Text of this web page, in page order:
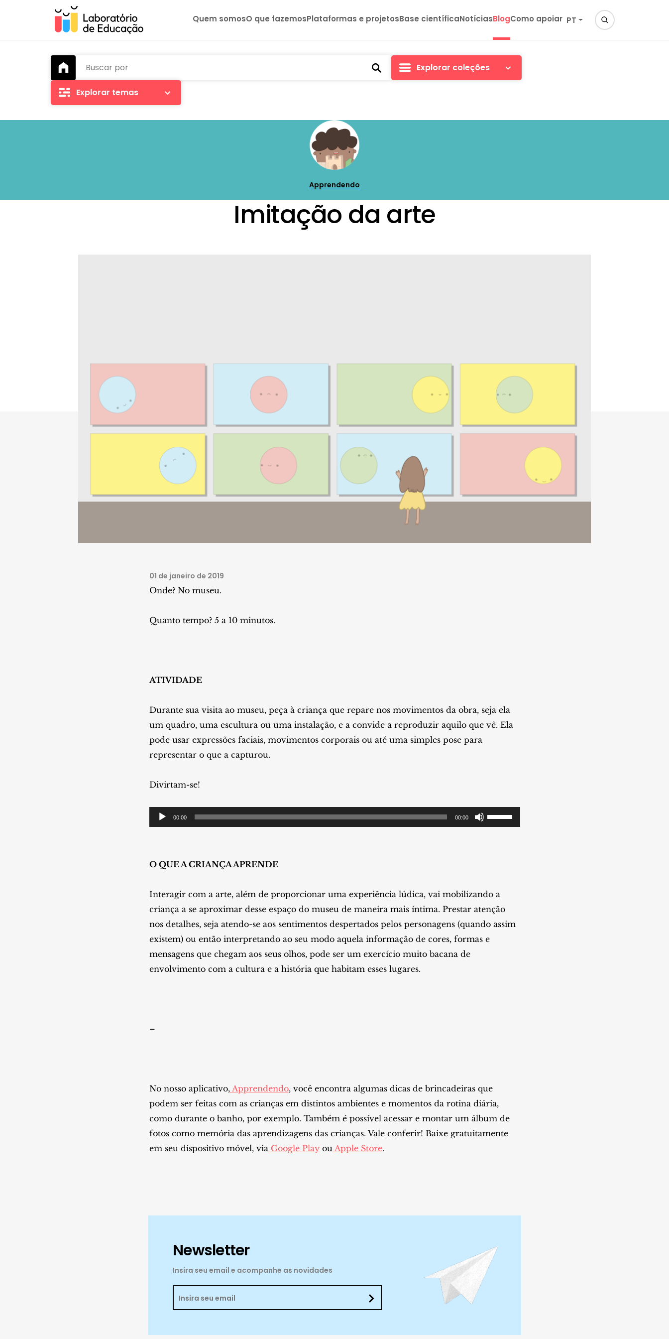
Quem somosO que fazemosPlataformas e projetosBase científicaNotíciasBlogComo apoiar PT
Buscar por Explorar coleções
Explorar temas
Apprendendo
Imitação da arte
01 de janeiro de 2019
Onde? No museu.
Quanto tempo? 5 a 10 minutos.
ATIVIDADE
Durante sua visita ao museu, peça à criança que repare nos movimentos da obra, seja ela
um quadro, uma escultura ou uma instalação, e a convide a reproduzir aquilo que vê. Ela
pode usar expressões faciais, movimentos corporais ou até uma simples pose para
representar o que a capturou.
Divirtam-se!
Tocador
de
00:00 00:00
Use
as
ou
O QUE A CRIANÇA APRENDE
Interagir com a arte, além de proporcionar uma experiência lúdica, vai mobilizando a
criança a se aproximar desse espaço do museu de maneira mais íntima. Prestar atenção
nos detalhes, seja atendo-se aos sentimentos despertados pelos personagens (quando assim
existem) ou então interpretando ao seu modo aquela informação de cores, formas e
mensagens que chegam aos seus olhos, pode ser um exercício muito bacana de
envolvimento com a cultura e a história que habitam esses lugares.
–
No nosso aplicativo,Apprendendo, você encontra algumas dicas de brincadeiras que
podem ser feitas com as crianças em distintos ambientes e momentos da rotina diária,
como durante o banho, por exemplo. Também é possível acessar e montar um álbum de
fotos como memória das aprendizagens das crianças. Vale conferir! Baixe gratuitamente
em seu dispositivo móvel, viaGoogle PlayouApple Store.
Newsletter
Insira seu email e acompanhe as novidades